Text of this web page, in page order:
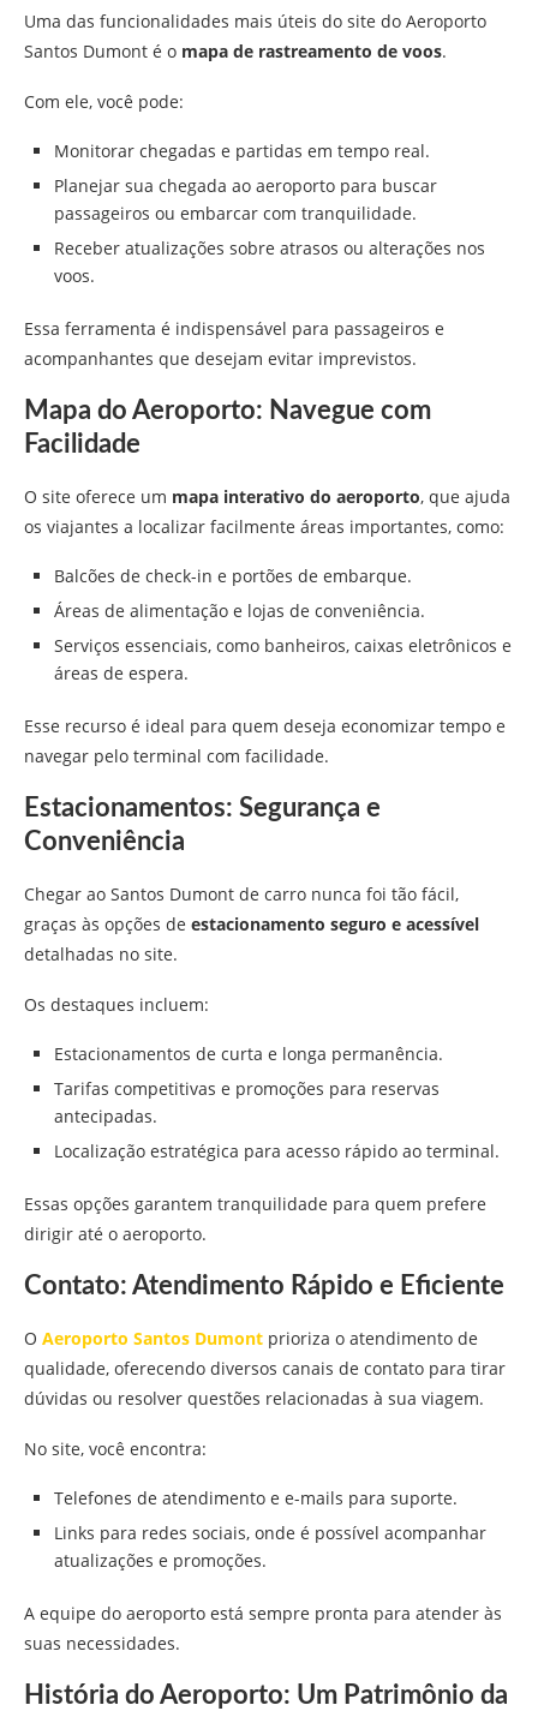
Uma das funcionalidades mais úteis do site do Aeroporto
Santos Dumont é o mapa de rastreamento de voos.
Com ele, você pode:
Monitorar chegadas e partidas em tempo real.
Planejar sua chegada ao aeroporto para buscar
passageiros ou embarcar com tranquilidade.
Receber atualizações sobre atrasos ou alterações nos
voos.
Essa ferramenta é indispensável para passageiros e
acompanhantes que desejam evitar imprevistos.
Mapa do Aeroporto: Navegue com
Facilidade
O site oferece um mapa interativo do aeroporto, que ajuda
os viajantes a localizar facilmente áreas importantes, como:
Balcões de check-in e portões de embarque.
Áreas de alimentação e lojas de conveniência.
Serviços essenciais, como banheiros, caixas eletrônicos e
áreas de espera.
Esse recurso é ideal para quem deseja economizar tempo e
navegar pelo terminal com facilidade.
Estacionamentos: Segurança e
Conveniência
Chegar ao Santos Dumont de carro nunca foi tão fácil,
graças às opções de estacionamento seguro e acessível
detalhadas no site.
Os destaques incluem:
Estacionamentos de curta e longa permanência.
Tarifas competitivas e promoções para reservas
antecipadas.
Localização estratégica para acesso rápido ao terminal.
Essas opções garantem tranquilidade para quem prefere
dirigir até o aeroporto.
Contato: Atendimento Rápido e Eficiente
O Aeroporto Santos Dumont prioriza o atendimento de
qualidade, oferecendo diversos canais de contato para tirar
dúvidas ou resolver questões relacionadas à sua viagem.
No site, você encontra:
Telefones de atendimento e e-mails para suporte.
Links para redes sociais, onde é possível acompanhar
atualizações e promoções.
A equipe do aeroporto está sempre pronta para atender às
suas necessidades.
História do Aeroporto: Um Patrimônio da